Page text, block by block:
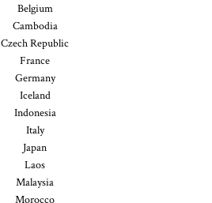
Belgium
Cambodia
Czech Republic
France
Germany
Iceland
Indonesia
Italy
Japan
Laos
Malaysia
Morocco